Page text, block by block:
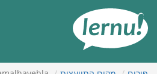
העניינים